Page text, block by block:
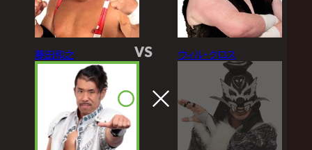
藤田和之 VS ウィル・クロス